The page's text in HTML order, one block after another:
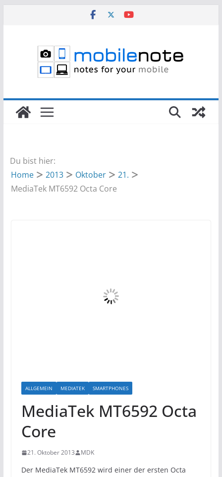
Du bist hier:
Home
2013 Oktober
21.
MediaTek MT6592 Octa Core
ALLGEMEIN MEDIATEK SMARTPHONES
MediaTek MT6592 Octa
Core
21. Oktober 2013 MDK
Der MediaTek MT6592 wird einer der ersten Octa